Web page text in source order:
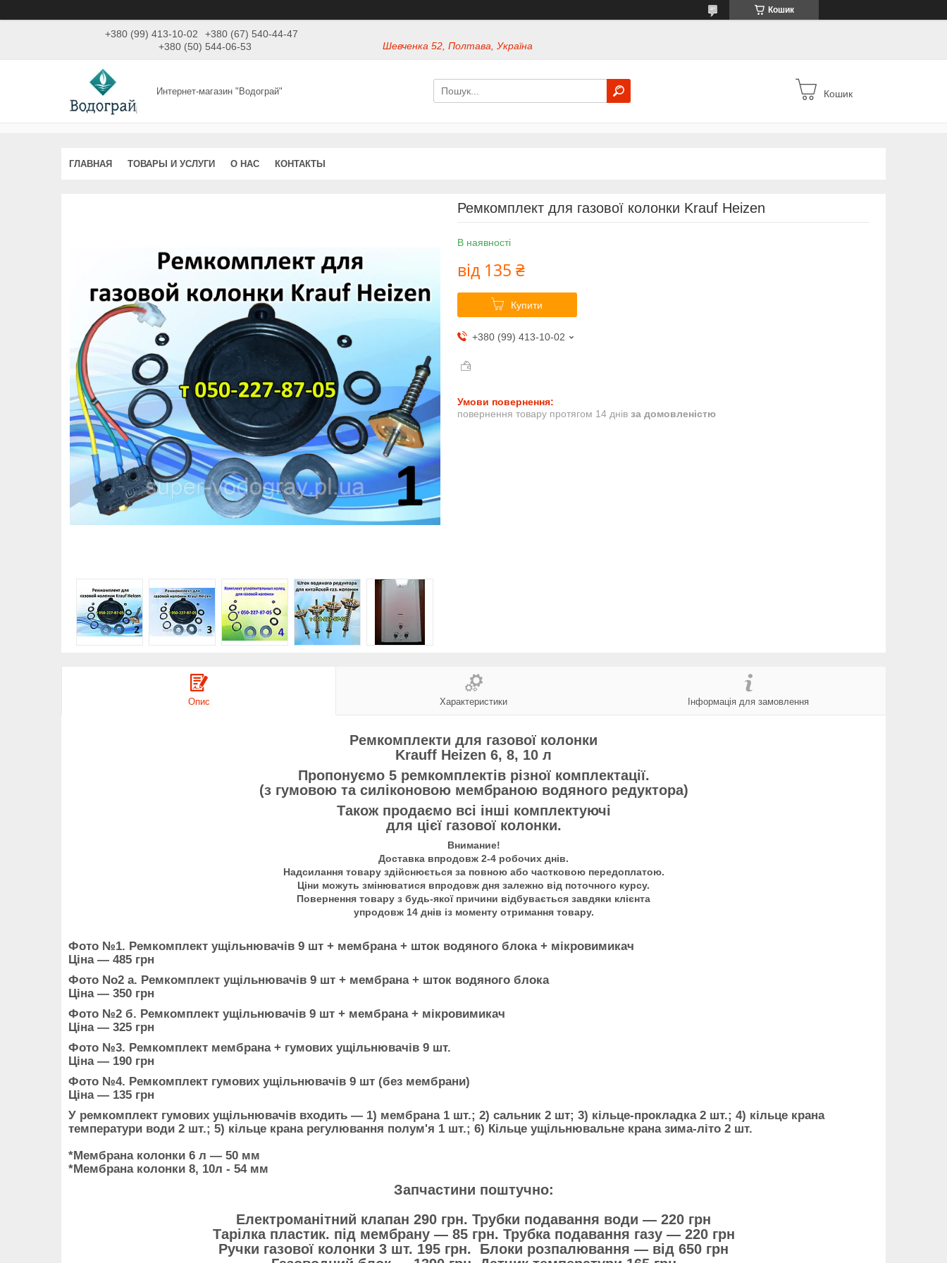
Кошик
+380 (99) 413-10-02
+380 (67) 540-44-47
+380 (50) 544-06-53
Шевченка 52, Полтава, Україна
Интернет-магазин "Водограй" Кошик
ГЛАВНАЯ ТОВАРЫ И УСЛУГИ О НАС КОНТАКТЫ
Ремкомплект для газової колонки Krauf Heizen
В наявності
від 135 ₴
Купити
+380 (99) 413-10-02
повернення товару протягом 14 днів за домовленістю
Опис Характеристики Інформація для замовлення
Ремкомплекти для газової колонки
Krauff Heizen 6, 8, 10 л
Пропонуємо 5 ремкомплектів різної комплектації.
(з гумовою та силіконовою мембраною водяного редуктора)
Також продаємо всі інші комплектуючі
для цієї газової колонки.
Внимание!
Доставка впродовж 2-4 робочих днів.
Надсилання товару здійснюється за повною або частковою передоплатою.
Ціни можуть змінюватися впродовж дня залежно від поточного курсу.
Повернення товару з будь-якої причини відбувається завдяки клієнта
упродовж 14 днів із моменту отримання товару.
Фото №1. Ремкомплект ущільнювачів 9 шт + мембрана + шток водяного блока + мікровимикач
Ціна — 485 грн
Фото No2 а. Ремкомплект ущільнювачів 9 шт + мембрана + шток водяного блока
Ціна — 350 грн
Фото №2 б. Ремкомплект ущільнювачів 9 шт + мембрана + мікровимикач
Ціна — 325 грн
Фото №3. Ремкомплект мембрана + гумових ущільнювачів 9 шт.
Ціна — 190 грн
Фото №4. Ремкомплект гумових ущільнювачів 9 шт (без мембрани)
Ціна — 135 грн
У ремкомплект гумових ущільнювачів входить — 1) мембрана 1 шт.; 2) сальник 2 шт; 3) кільце-прокладка 2 шт.; 4) кільце крана
температури води 2 шт.; 5) кільце крана регулювання полум'я 1 шт.; 6) Кільце ущільнювальне крана зима-літо 2 шт.
*Мембрана колонки 6 л — 50 мм
*Мембрана колонки 8, 10л - 54 мм
Запчастини поштучно:
Електроманітний клапан 290 грн. Трубки подавання води — 220 грн
Тарілка пластик. під мембрану — 85 грн. Трубка подавання газу — 220 грн
Ручки газової колонки 3 шт. 195 грн. Блоки розпалювання — від 650 грн